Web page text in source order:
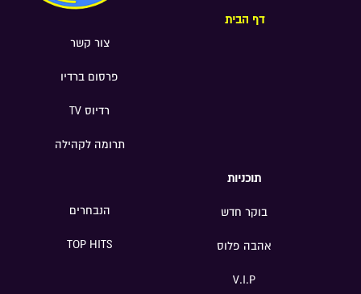
דף הבית
צור קשר
פרסום ברדיו
רדיוס TV
תרומה לקהילה
תוכניות
בוקר חדש
אהבה פלוס
V.I.P
הנבחרים
TOP HITS